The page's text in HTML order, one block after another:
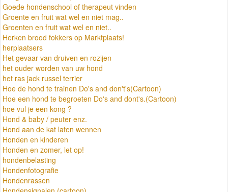
Goede hondenschool of therapeut vinden
Groente en fruit wat wel en niet mag..
Groenten en fruit wat wel en niet..
Herken brood fokkers op Marktplaats!
herplaatsers
Het gevaar van druiven en rozijen
het ouder worden van uw hond
het ras jack russel terrier
Hoe de hond te trainen Do's and don't's(Cartoon)
Hoe een hond te begroeten Do's and dont's.(Cartoon)
hoe vul je een kong ?
Hond & baby / peuter enz.
Hond aan de kat laten wennen
Honden en kinderen
Honden en zomer, let op!
hondenbelasting
Hondenfotografie
Hondenrassen